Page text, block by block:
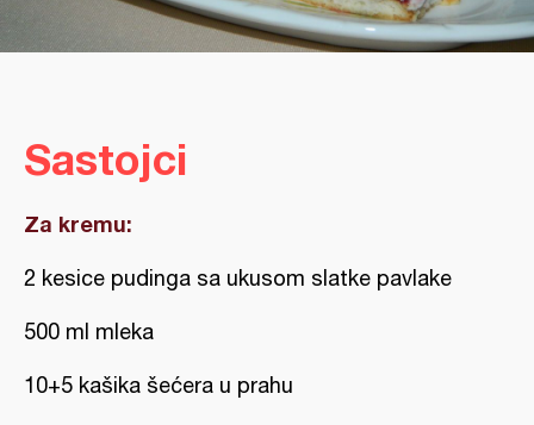
Sastojci
Za kremu:
2 kesice pudinga sa ukusom slatke pavlake
500 ml mleka
10+5 kašika šećera u prahu